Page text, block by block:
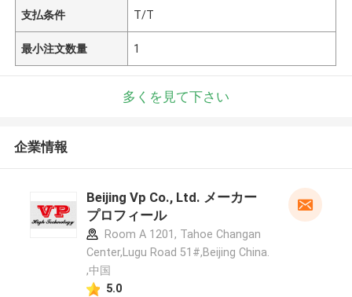
支払条件 T/T
最小注文数量 1
多くを見て下さい
企業情報
Beijing Vp Co., Ltd. メーカー
プロフィール
Room A 1201, Tahoe Changan
Center,Lugu Road 51#,Beijing China.
,中国
5.0